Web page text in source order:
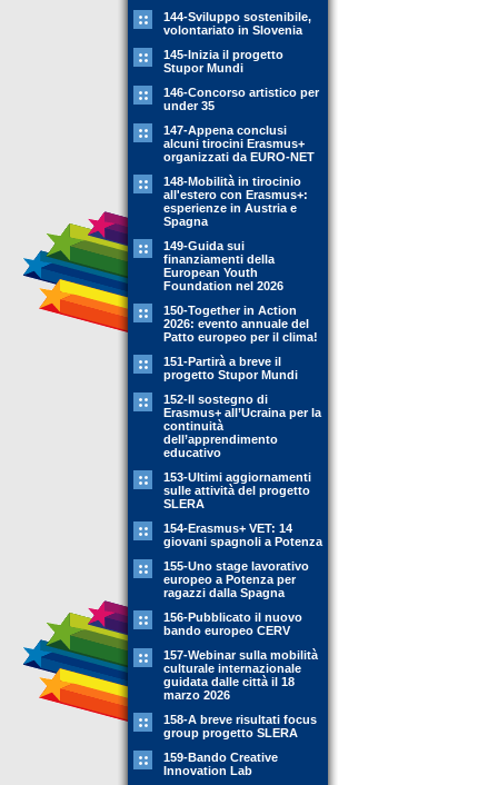
144-Sviluppo sostenibile,
volontariato in Slovenia
145-Inizia il progetto
Stupor Mundi
146-Concorso artistico per
under 35
147-Appena conclusi
alcuni tirocini Erasmus+
organizzati da EURO-NET
148-Mobilità in tirocinio
all'estero con Erasmus+:
esperienze in Austria e
Spagna
149-Guida sui
finanziamenti della
European Youth
Foundation nel 2026
150-Together in Action
2026: evento annuale del
Patto europeo per il clima!
151-Partirà a breve il
progetto Stupor Mundi
152-Il sostegno di
Erasmus+ all’Ucraina per la
continuità
dell’apprendimento
educativo
153-Ultimi aggiornamenti
sulle attività del progetto
SLERA
154-Erasmus+ VET: 14
giovani spagnoli a Potenza
155-Uno stage lavorativo
europeo a Potenza per
ragazzi dalla Spagna
156-Pubblicato il nuovo
bando europeo CERV
157-Webinar sulla mobilità
culturale internazionale
guidata dalle città il 18
marzo 2026
158-A breve risultati focus
group progetto SLERA
159-Bando Creative
Innovation Lab